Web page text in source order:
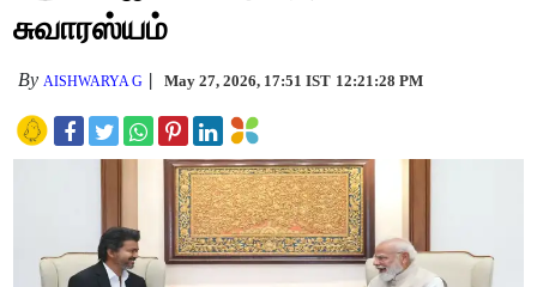
சுவாரஸ்யம்
By AISHWARYA G May 27, 2026, 17:51 IST 12:21:28 PM